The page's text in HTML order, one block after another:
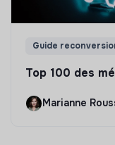
Guide
Top 100 des
Marianne